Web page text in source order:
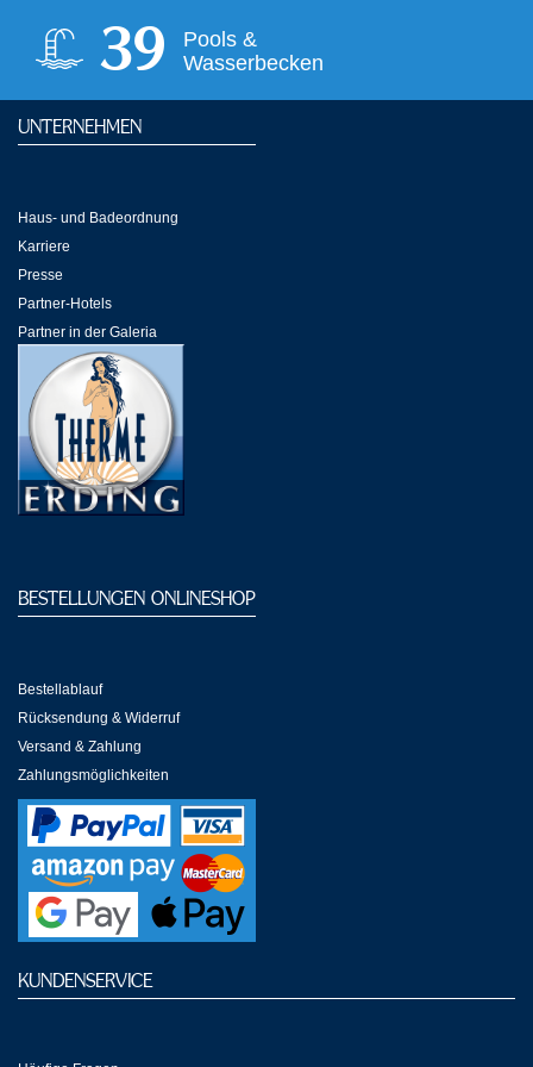
39
Pools &
Wasserbecken
UNTERNEHMEN
Haus- und Badeordnung
Karriere
Presse
Partner-Hotels
Partner in der Galeria
Partner-Links
BESTELLUNGEN ONLINESHOP
Bestellablauf
Rücksendung & Widerruf
Versand & Zahlung
Zahlungsmöglichkeiten
KUNDENSERVICE